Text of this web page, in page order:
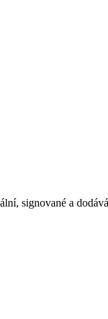
signované a